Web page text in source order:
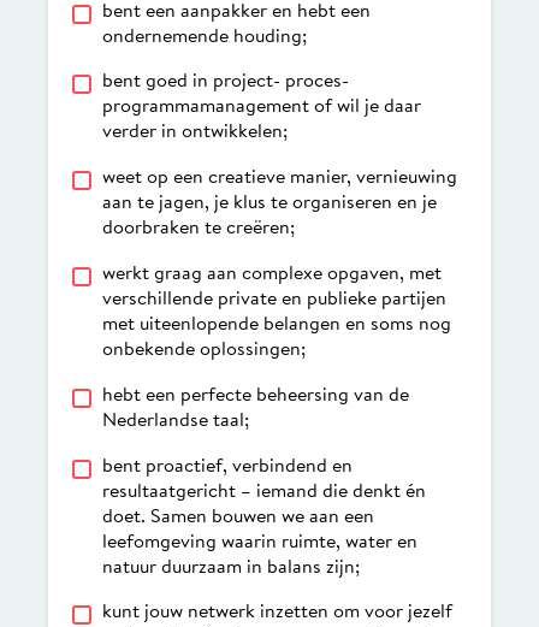
bent een aanpakker en hebt een
ondernemende houding;
bent goed in project- proces-
programmamanagement of wil je daar
verder in ontwikkelen;
weet op een creatieve manier, vernieuwing
aan te jagen, je klus te organiseren en je
doorbraken te creëren;
werkt graag aan complexe opgaven, met
verschillende private en publieke partijen
met uiteenlopende belangen en soms nog
onbekende oplossingen;
hebt een perfecte beheersing van de
Nederlandse taal;
bent proactief, verbindend en
resultaatgericht – iemand die denkt én
doet. Samen bouwen we aan een
leefomgeving waarin ruimte, water en
natuur duurzaam in balans zijn;
kunt jouw netwerk inzetten om voor jezelf